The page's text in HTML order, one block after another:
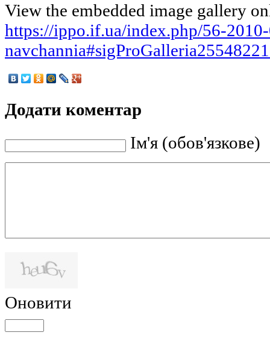
View the embedded image gallery
https://ippo.if.ua/index.php/56-
Додати коментар
Ім'я (обов'язкове)
Оновити